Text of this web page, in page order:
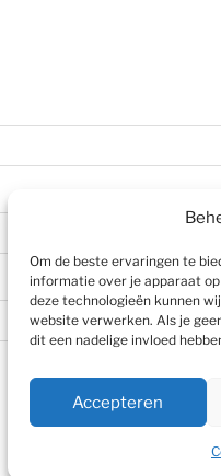
Om de beste ervaringen te
informatie over je apparaat
deze technologieën kunnen
website verwerken. Als je
dit een nadelige invloed
Accepteren